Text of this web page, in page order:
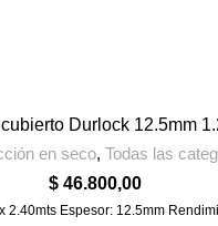
Durlock 12.5mm
en seco, Todas las
$ 46.800,00
2.40mts Espesor: 12.5mm